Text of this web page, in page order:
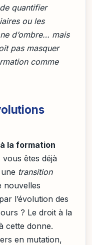
quantifier
ou les
d’ombre… mais
pas masquer
comme
la formation
vous êtes déjà
transition
nouvelles
l’évolution des
? Le droit à la
cette donne.
en mutation,